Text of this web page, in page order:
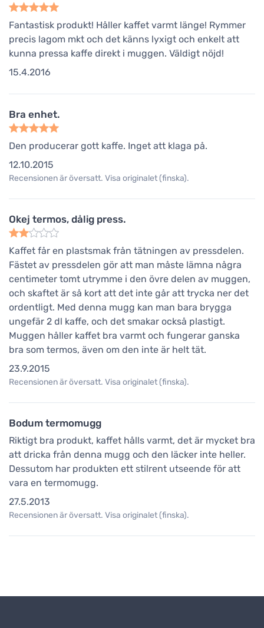
Fantastisk produkt! Håller kaffet varmt länge! Rymmer
precis lagom mkt och det känns lyxigt och enkelt att
kunna pressa kaffe direkt i muggen. Väldigt nöjd!
15.4.2016
Bra enhet.
Den producerar gott kaffe. Inget att klaga på.
12.10.2015
Recensionen är översatt. Visa originalet (finska).
Okej termos, dålig press.
Kaffet får en plastsmak från tätningen av pressdelen.
Fästet av pressdelen gör att man måste lämna några
centimeter tomt utrymme i den övre delen av muggen,
och skaftet är så kort att det inte går att trycka ner det
ordentligt. Med denna mugg kan man bara brygga
ungefär 2 dl kaffe, och det smakar också plastigt.
Muggen håller kaffet bra varmt och fungerar ganska
bra som termos, även om den inte är helt tät.
23.9.2015
Recensionen är översatt. Visa originalet (finska).
Bodum termomugg
Riktigt bra produkt, kaffet hålls varmt, det är mycket bra
att dricka från denna mugg och den läcker inte heller.
Dessutom har produkten ett stilrent utseende för att
vara en termomugg.
27.5.2013
Recensionen är översatt. Visa originalet (finska).